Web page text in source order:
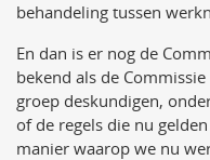
behandeling tussen
En dan is er nog de
bekend als de
groep deskundigen,
of de regels die nu
manier waarop we nu